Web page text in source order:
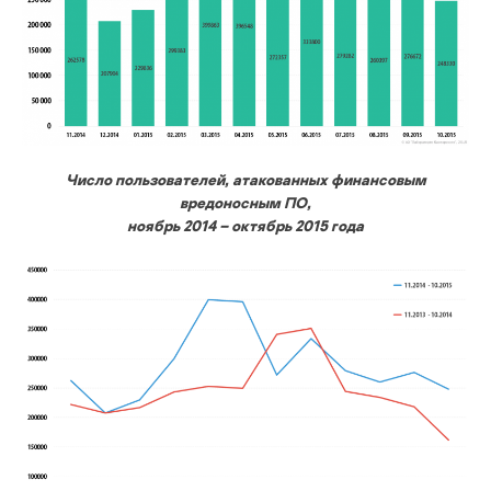
Число пользователей, атакованных финансовым
вредоносным ПО,
ноябрь 2014 – октябрь 2015 года